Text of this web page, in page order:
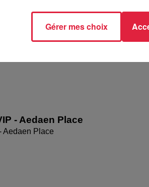
- Aedaen Place
Aedaen Place
Gérer mes choix